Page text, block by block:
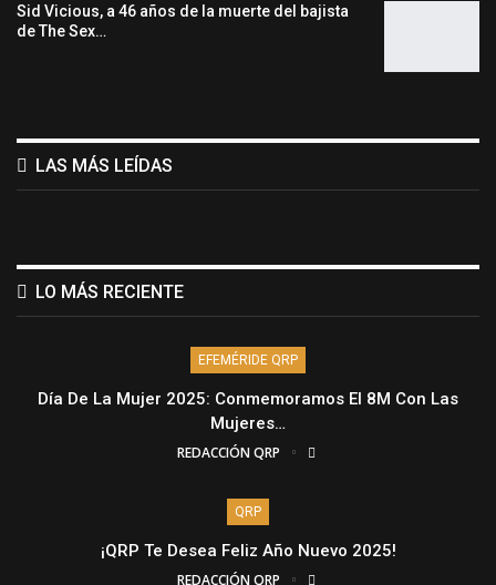
Sid Vicious, a 46 años de la muerte del bajista
de The Sex…
LAS MÁS LEÍDAS
LO MÁS RECIENTE
EFEMÉRIDE QRP
Día De La Mujer 2025: Conmemoramos El 8M Con Las
Mujeres…
REDACCIÓN QRP
QRP
¡QRP Te Desea Feliz Año Nuevo 2025!
REDACCIÓN QRP